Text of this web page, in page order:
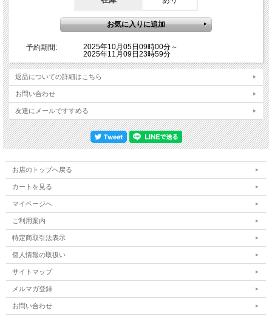
予約期間:
2025年10月05日09時00分～
2025年11月09日23時59分
返品についての詳細はこちら
お問い合わせ
友達にメールですすめる
お店のトップへ戻る
カートを見る
マイページへ
ご利用案内
特定商取引法表示
個人情報の取扱い
サイトマップ
メルマガ登録
お問い合わせ